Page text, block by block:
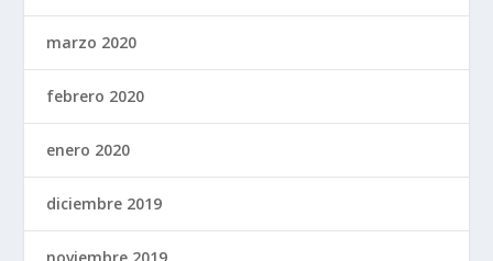
marzo 2020
febrero 2020
enero 2020
diciembre 2019
noviembre 2019